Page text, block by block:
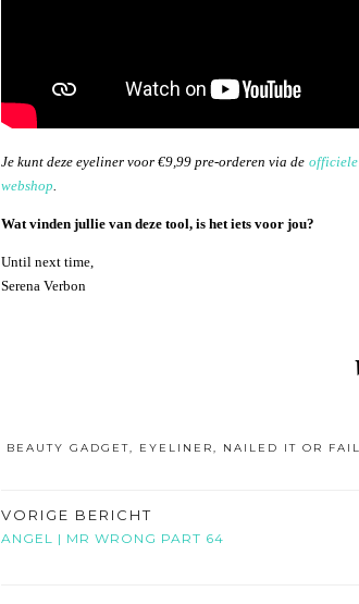
Je kunt deze eyeliner voor €9,99 pre-orderen via de
webshop
Wat vinden jullie van deze tool, is het iets voor jou?
Until next time,
Serena Verbon
BEAUTY GADGET EYELINER NAILED IT OR
VORIGE BERICHT
ANGEL | MR WRONG PART 64